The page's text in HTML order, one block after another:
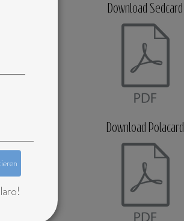
Download Sedcard
Download Polacard